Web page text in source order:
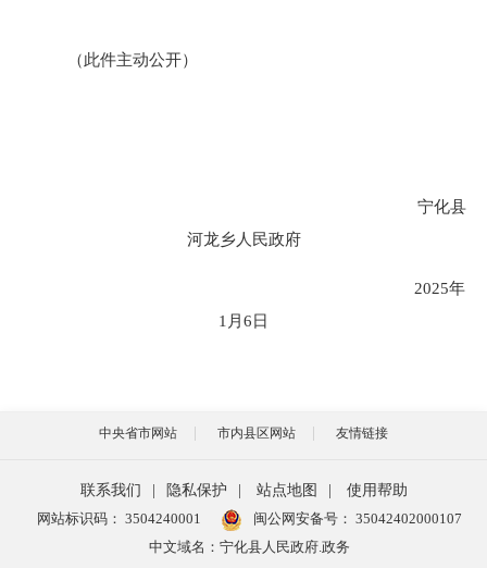
（此件主动公开）
宁化县
河龙乡人民政府
2025年
1月6日
中央省市网站 市内县区网站 友情链接
联系我们 隐私保护 站点地图
使用帮助
网站标识码： 3504240001
闽公网安备号： 35042402000107
中文域名：宁化县人民政府.政务